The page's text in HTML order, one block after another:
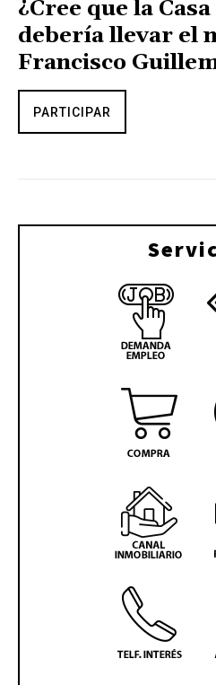
¿Cree que la
debería llevar el
Francisco
PARTICIPAR